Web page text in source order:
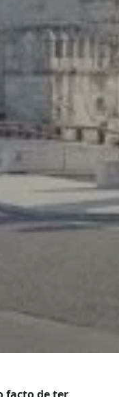
facto de ter